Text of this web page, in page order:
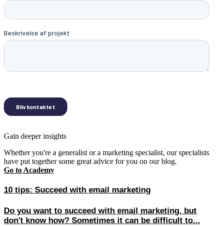
Gain deeper insights
Whether you're a generalist or a marketing specialist, our specialists
have put together some great advice for you on our blog.
Go to Academy
10 tips: Succeed with email marketing
Do you want to succeed with email marketing, but
don't know how? Sometimes it can be difficult to...